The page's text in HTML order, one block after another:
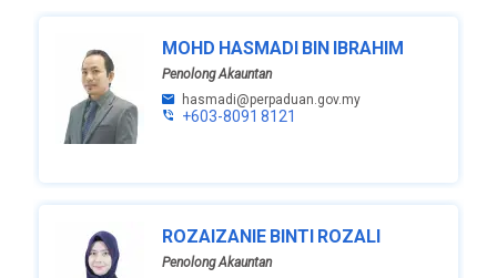
MOHD HASMADI BIN IBRAHIM
Penolong Akauntan
hasmadi@perpaduan.gov.my
+603-8091 8121
ROZAIZANIE BINTI ROZALI
Penolong Akauntan